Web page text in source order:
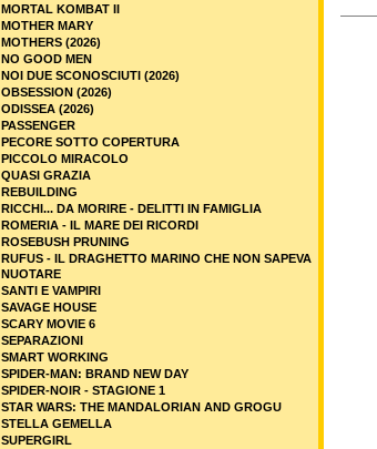
MORTAL KOMBAT II
MOTHER MARY
MOTHERS (2026)
NO GOOD MEN
NOI DUE SCONOSCIUTI (2026)
OBSESSION (2026)
ODISSEA (2026)
PASSENGER
PECORE SOTTO COPERTURA
PICCOLO MIRACOLO
QUASI GRAZIA
REBUILDING
RICCHI... DA MORIRE - DELITTI IN FAMIGLIA
ROMERIA - IL MARE DEI RICORDI
ROSEBUSH PRUNING
RUFUS - IL DRAGHETTO MARINO CHE NON SAPEVA
NUOTARE
SANTI E VAMPIRI
SAVAGE HOUSE
SCARY MOVIE 6
SEPARAZIONI
SMART WORKING
SPIDER-MAN: BRAND NEW DAY
SPIDER-NOIR - STAGIONE 1
STAR WARS: THE MANDALORIAN AND GROGU
STELLA GEMELLA
SUPERGIRL